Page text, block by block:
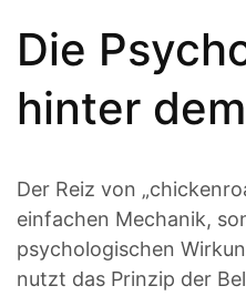
Die
hinter
Der Reiz von
einfachen Mechanik,
psychologischen
nutzt das Prinzip der